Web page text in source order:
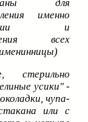
для
именно
и
всех
усики" -
чупа-
или с